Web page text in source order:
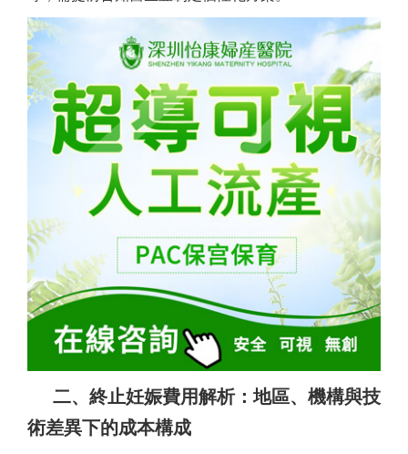
二、終止妊娠費用解析：地區、機構與技
術差異下的成本構成